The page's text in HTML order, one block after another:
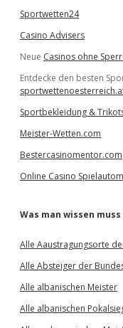
Sportwetten24
Casino Advisers
Neue Casinos ohne
Entdecke den besten
Sportbekleidung &
Meister-Wetten.com
Bestercasinomentor.com
Online Casino
Was man wissen muss
Alle Aaustragungsorte
Alle Absteiger der
Alle albanischen Meister
Alle albanischen